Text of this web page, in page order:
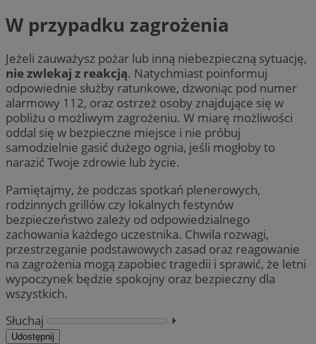
W przypadku zagrożenia
Jeżeli zauważysz pożar lub inną niebezpieczną sytuację,
nie zwlekaj z reakcją. Natychmiast poinformuj
odpowiednie służby ratunkowe, dzwoniąc pod numer
alarmowy 112, oraz ostrzeż osoby znajdujące się w
pobliżu o możliwym zagrożeniu. W miarę możliwości
oddal się w bezpieczne miejsce i nie próbuj
samodzielnie gasić dużego ognia, jeśli mogłoby to
narazić Twoje zdrowie lub życie.
Pamiętajmy, że podczas spotkań plenerowych,
rodzinnych grillów czy lokalnych festynów
bezpieczeństwo zależy od odpowiedzialnego
zachowania każdego uczestnika. Chwila rozwagi,
przestrzeganie podstawowych zasad oraz reagowanie
na zagrożenia mogą zapobiec tragedii i sprawić, że letni
wypoczynek będzie spokojny oraz bezpieczny dla
wszystkich.
Słuchaj
⏵︎
Udostępnij